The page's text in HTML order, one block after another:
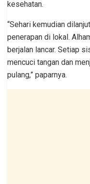
kesehatan.
“Sehari kemudian
penerapan di lokal.
berjalan lancar. Setiap
mencuci tangan dan
pulang,” paparnya.